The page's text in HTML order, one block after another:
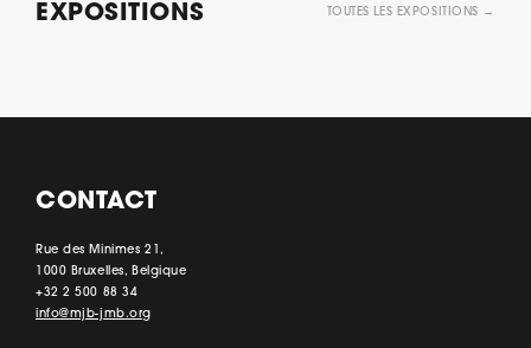
EXPOSITIONS TOUTES LES EXPOSITIONS →
CONTACT
Rue des Minimes 21,
1000 Bruxelles, Belgique
+32 2 500 88 34
info@mjb-jmb.org